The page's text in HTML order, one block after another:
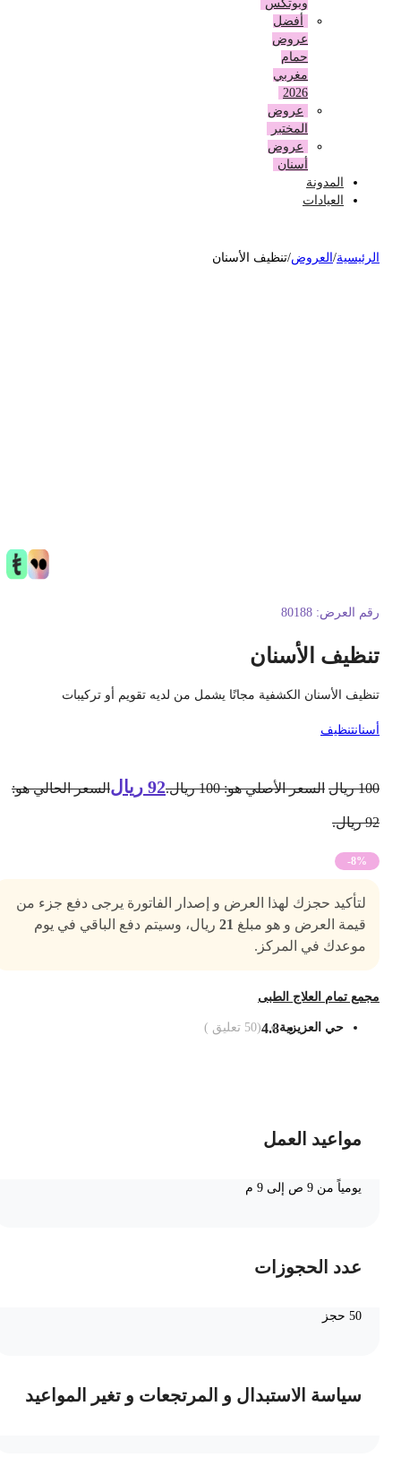
وبوتكس
أفضل
عروض
حمام
مغربي
عروض
المختبر
عروض
أسنان
المدونة
العيادات
/العروض تنظيف الأسنان
العرض: 80188
الأسنان
الأسنان الكشفية مجانًا يشمل من لديه تقويم أو تركيبات
تنظيف
ريال السعر الأصلي هو: 100 ريال. 92 ريال السعر الحالي هو:
-8%
لتأكيد حجزك لهذا العرض و إصدار الفاتورة يرجى دفع جزء من
قيمة العرض و هو مبلغ21ريال، وسيتم دفع الباقي في يوم
موعدك في المركز.
تمام العلاج الطبى
حي العزيزية4.8
(
50تعليق )
مواعيد العمل
يومياً من 9 ص إلى 9 م
عدد الحجوزات
سياسة الاستبدال و المرتجعات و تغير المواعيد